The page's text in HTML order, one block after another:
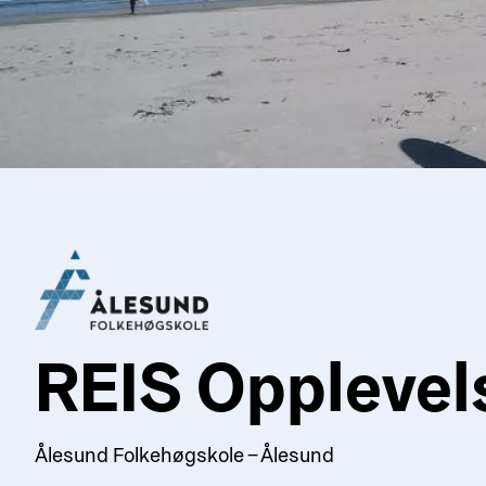
REIS
Ålesund Folkehøgskole – Ålesund